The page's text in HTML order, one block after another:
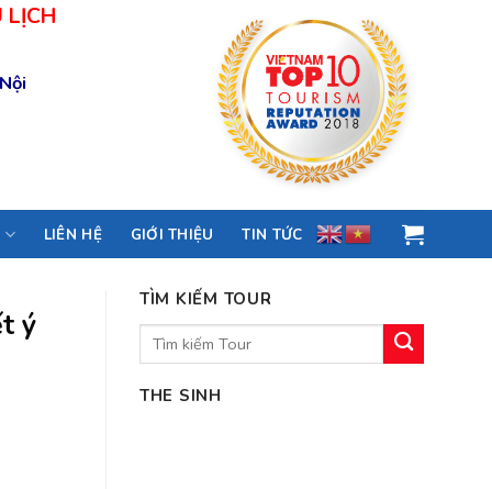
LỊCH
LIÊN HỆ GIỚI THIỆU TIN TỨC
ý
TÌM KIẾM TOUR
Tìm
kiếm:
THE SINH